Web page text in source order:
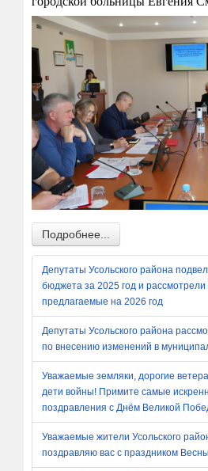
Подробнее...
Депутаты Усольского района
бюджета за 2025 год и рассмотрели
предлагаемые на 2026 год
Депутаты Усольского района
по внесению изменений в
Уважаемые земляки, дорогие
дети войны! Примите самые
поздравления с Днём Великой
Уважаемые жители Усольского
поздравляю вас с праздником